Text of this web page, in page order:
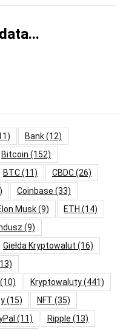
Bank(12)
Bitcoin (152)
BTC(11) CBDC(26)
Coinbase (33)
Musk(9) ETH (14)
(9)
Giełda Kryptowalut (16)
(10) Kryptowaluty(441)
(15) NFT (35)
(11) Ripple (13)